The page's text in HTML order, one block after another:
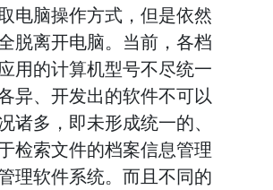
电脑操作方式，但是依然
脱离开电脑。当前，各档
用的计算机型号不尽统一
异、开发出的软件不可以
诸多，即未形成统一的、
检索文件的档案信息管理
理软件系统。而且不同的